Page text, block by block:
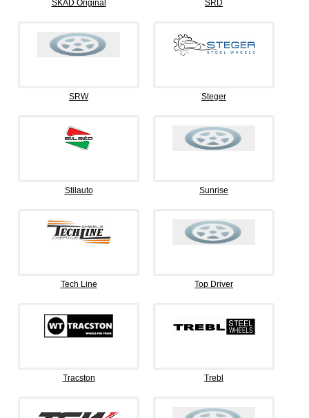
SKAD Original SRD
SRW Steger
Stilauto Sunrise
Tech Line Top Driver
Tracston Trebl